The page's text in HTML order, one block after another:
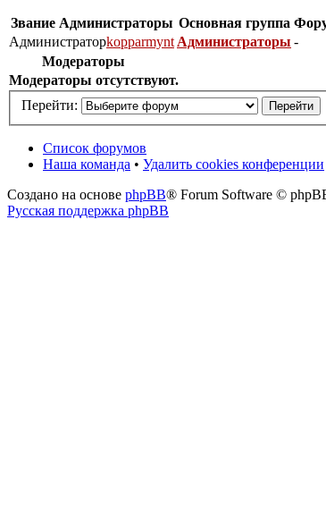
Звание Администраторы Основная группа
Администраторkopparmynt Администраторы -
Модераторы
Модераторы отсутствуют.
Перейти:
Список форумов
Наша команда • Удалить cookies конференции
Создано на основе phpBB® Forum Software ©
Русская поддержка phpBB